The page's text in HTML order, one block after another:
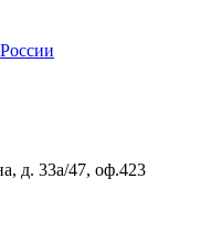
д. 33а/47, оф.423